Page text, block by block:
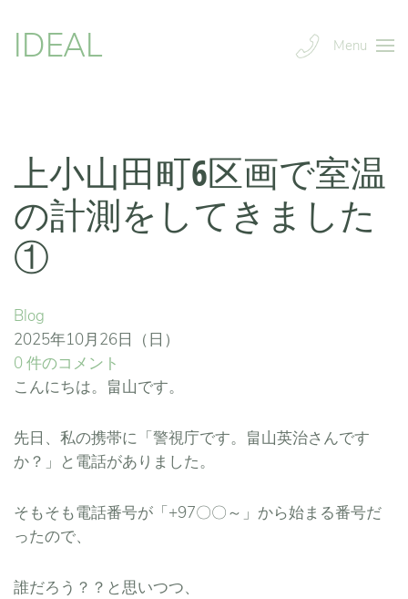
IDEAL Menu
上小山田町6区画で室温
の計測をしてきました
①
Blog
2025年10月26日（日）
0 件のコメント
こんにちは。畠山です。
先日、私の携帯に「警視庁です。畠山英治さんです
か？」と電話がありました。
そもそも電話番号が「+97〇〇～」から始まる番号だ
ったので、
誰だろう？？と思いつつ、